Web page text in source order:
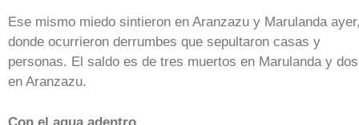
Ese mismo miedo sintieron en Aranzazu y Marulanda
donde ocurrieron derrumbes que sepultaron casas y
personas. El saldo es de tres muertos en Marulanda y dos
en Aranzazu.